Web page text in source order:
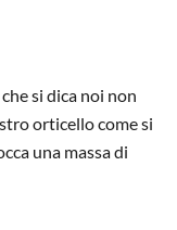
si dica noi non
orticello come si
una massa di